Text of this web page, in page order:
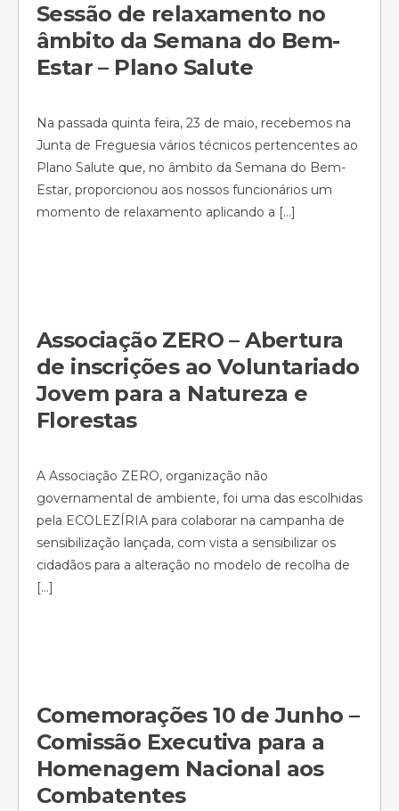
Sessão de relaxamento no
âmbito da Semana do Bem-
Estar – Plano Salute
Na passada quinta feira, 23 de maio, recebemos na
Junta de Freguesia vários técnicos pertencentes ao
Plano Salute que, no âmbito da Semana do Bem-
Estar, proporcionou aos nossos funcionários um
momento de relaxamento aplicando a […]
Associação ZERO – Abertura
de inscrições ao Voluntariado
Jovem para a Natureza e
Florestas
A Associação ZERO, organização não
governamental de ambiente, foi uma das escolhidas
pela ECOLEZÍRIA para colaborar na campanha de
sensibilização lançada, com vista a sensibilizar os
cidadãos para a alteração no modelo de recolha de
[…]
Comemorações 10 de Junho –
Comissão Executiva para a
Homenagem Nacional aos
Combatentes